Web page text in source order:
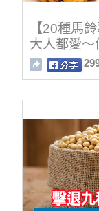
【20種馬
大人都愛～